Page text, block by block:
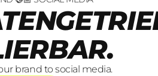
brand to social media.